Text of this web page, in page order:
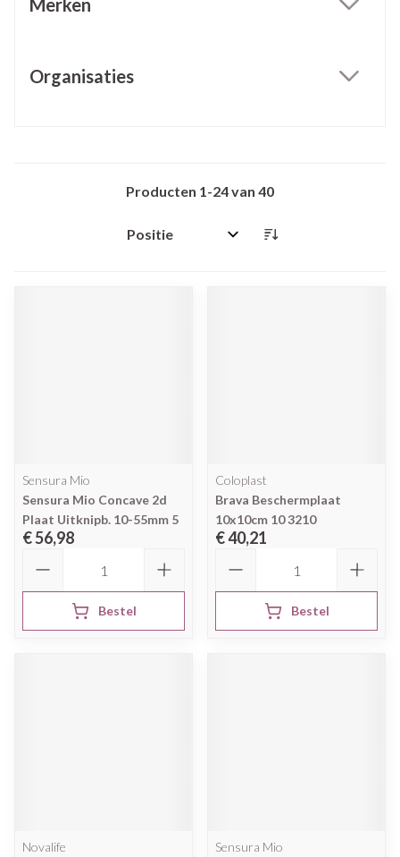
Merken
Organisaties
Producten 1-24van 40
Sorteer op:
Sensura Mio
Sensura Mio Concave 2d
Plaat Uitknipb. 10-55mm 5
€ 56,98
Bestel
Coloplast
Brava Beschermplaat
10x10cm 10 3210
€ 40,21
Bestel
Novalife
Sensura Mio